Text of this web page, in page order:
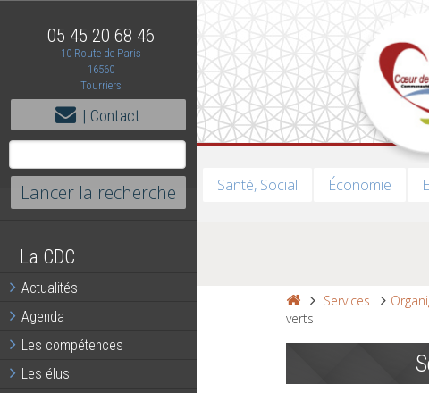
05 45 20 68 46
10 Route de Paris
16560
Tourriers
| Contact
La CDC
Actualités
Agenda
Les compétences
Les élus
Santé, Social Économie
Services
verts